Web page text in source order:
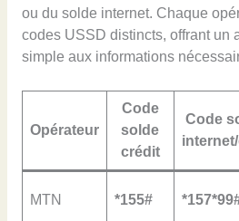
ou du solde internet. Chaque
codes USSD distincts, offrant un
simple aux informations
Opérateur
Code
solde
crédit
Code
MTN *155#